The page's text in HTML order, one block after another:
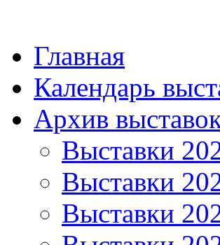
Главная
Календарь
Архив
Выставки
Выставки
Выставки